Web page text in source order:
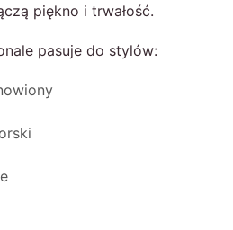
piękno i trwałość.
pasuje do stylów: